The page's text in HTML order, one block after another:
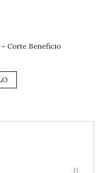
Corte Beneficio